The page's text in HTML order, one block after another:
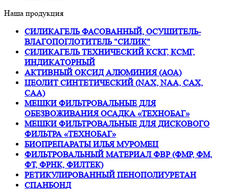
Наша продукция
СИЛИКАГЕЛЬ ФАСОВАННЫЙ, ОСУШИТЕЛЬ-
ВЛАГОПОГЛОТИТЕЛЬ "СИЛИК"
СИЛИКАГЕЛЬ ТЕХНИЧЕСКИЙ КСКГ, КСМГ,
ИНДИКАТОРНЫЙ
АКТИВНЫЙ ОКСИД АЛЮМИНИЯ (АОА)
ЦЕОЛИТ СИНТЕТИЧЕСКИЙ (NAX, NAA, CAX,
CAA)
МЕШКИ ФИЛЬТРОВАЛЬНЫЕ ДЛЯ
ОБЕЗВОЖИВАНИЯ ОСАДКА «ТЕХНОБАГ»
МЕШКИ ФИЛЬТРОВАЛЬНЫЕ ДЛЯ ДИСКОВОГО
ФИЛЬТРА «ТЕХНОБАГ»
БИОПРЕПАРАТЫ ИЛЬЯ МУРОМЕЦ
ФИЛЬТРОВАЛЬНЫЙ МАТЕРИАЛ ФВР (ФМР, ФМ,
ФТ, ФРНК, ФИЛТЕК)
РЕТИКУЛИРОВАННЫЙ ПЕНОПОЛИУРЕТАН
СПАНБОНД